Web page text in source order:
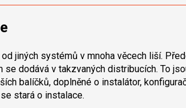
jiných systémů v mnoha věcech liší.
se dodává v takzvaných distribucích. To
balíčků, doplněné o instalátor,
stará o instalace.